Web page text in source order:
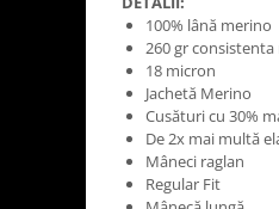
100% lână merino
260 gr
18 micron
Jachetă Merino
Cusături cu 30%
De 2x mai multă
Mâneci raglan
Regular Fit